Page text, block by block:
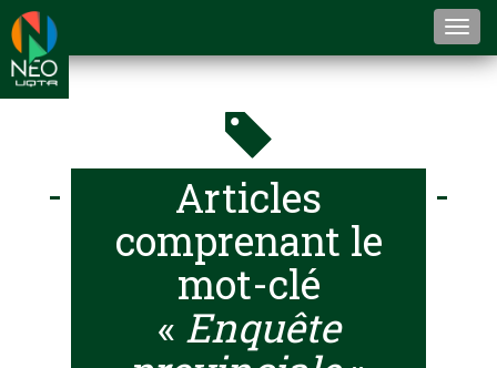
Articles
comprenant le
mot-clé
« Enquête